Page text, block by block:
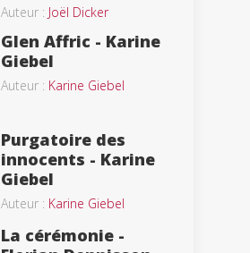
Auteur : Joël Dicker
Glen Affric - Karine
Giebel
Auteur : Karine Giebel
Purgatoire des
innocents - Karine
Giebel
Auteur : Karine Giebel
La cérémonie -